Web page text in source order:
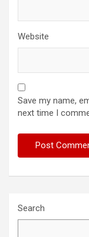
Website
Save my name,
next time I
Search